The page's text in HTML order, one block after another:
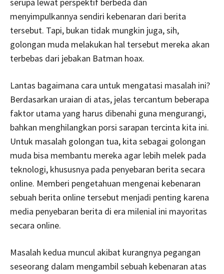
menyimpulkannya sendiri kebenaran dari berita
tersebut. Tapi, bukan tidak mungkin juga, sih,
golongan muda melakukan hal tersebut mereka akan
terbebas dari jebakan Batman hoax.
Lantas bagaimana cara untuk mengatasi masalah ini?
Berdasarkan uraian di atas, jelas tercantum beberapa
faktor utama yang harus dibenahi guna mengurangi,
bahkan menghilangkan porsi sarapan tercinta kita ini.
Untuk masalah golongan tua, kita sebagai golongan
muda bisa membantu mereka agar lebih melek pada
teknologi, khususnya pada penyebaran berita secara
online. Memberi pengetahuan mengenai kebenaran
sebuah berita online tersebut menjadi penting karena
media penyebaran berita di era milenial ini mayoritas
secara online.
Masalah kedua muncul akibat kurangnya pegangan
seseorang dalam mengambil sebuah kebenaran atas